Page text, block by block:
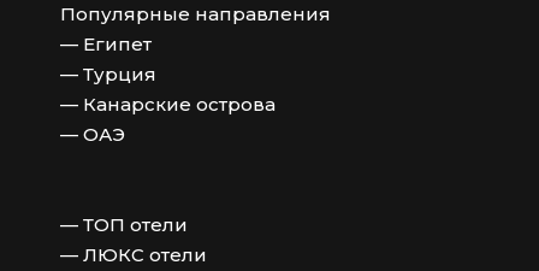
Популярные направления
— Египет
— Турция
— Канарские острова
— ОАЭ
— ТОП отели
— ЛЮКС отели